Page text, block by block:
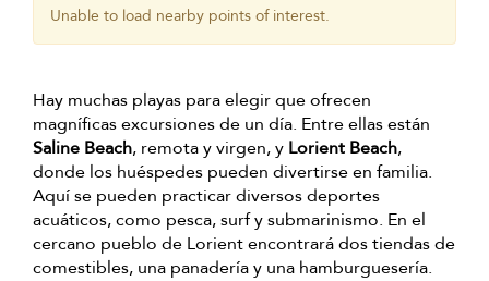
Unable to load nearby points of interest.
Hay muchas playas para elegir que ofrecen
magníficas excursiones de un día. Entre ellas están
Saline Beach, remota y virgen, y Lorient Beach,
donde los huéspedes pueden divertirse en familia.
Aquí se pueden practicar diversos deportes
acuáticos, como pesca, surf y submarinismo. En el
cercano pueblo de Lorient encontrará dos tiendas de
comestibles, una panadería y una hamburguesería.